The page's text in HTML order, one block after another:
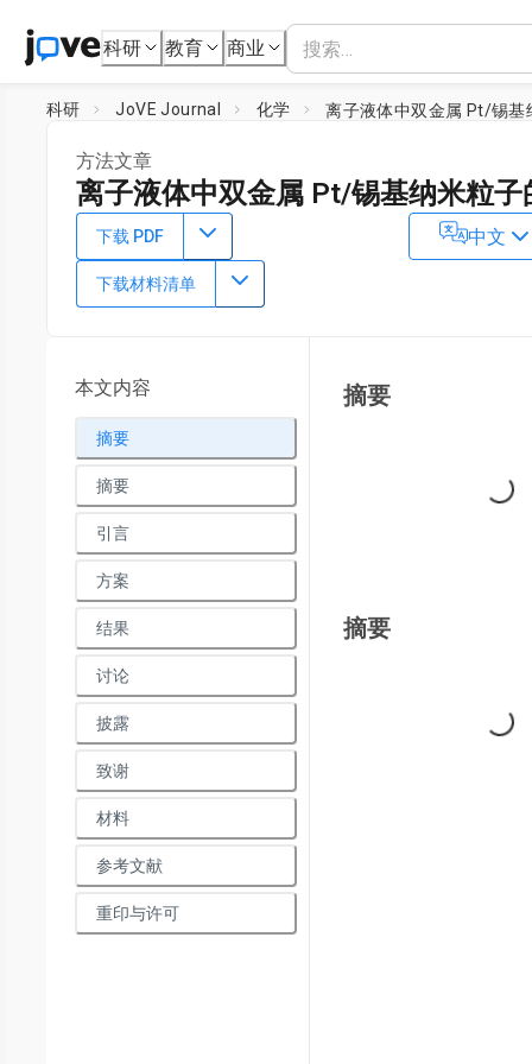
科研 教育 商业
科研 JoVE Journal 化学 离子液体中双金属 Pt/锡基
方法文章
离子液体中双金属 Pt/锡基纳米粒子
DOI： 10.3791/58058
Christine Dietrich1,2,Georgios Uzunidis 2,Yannick
Silke Behrens 1,
下载 PDF
下载材料清单
中文
本文内容
摘要
摘要
引言
方案
结果
讨论
披露
致谢
材料
参考文献
重印与许可
摘要
Loading...
摘要
Loading...